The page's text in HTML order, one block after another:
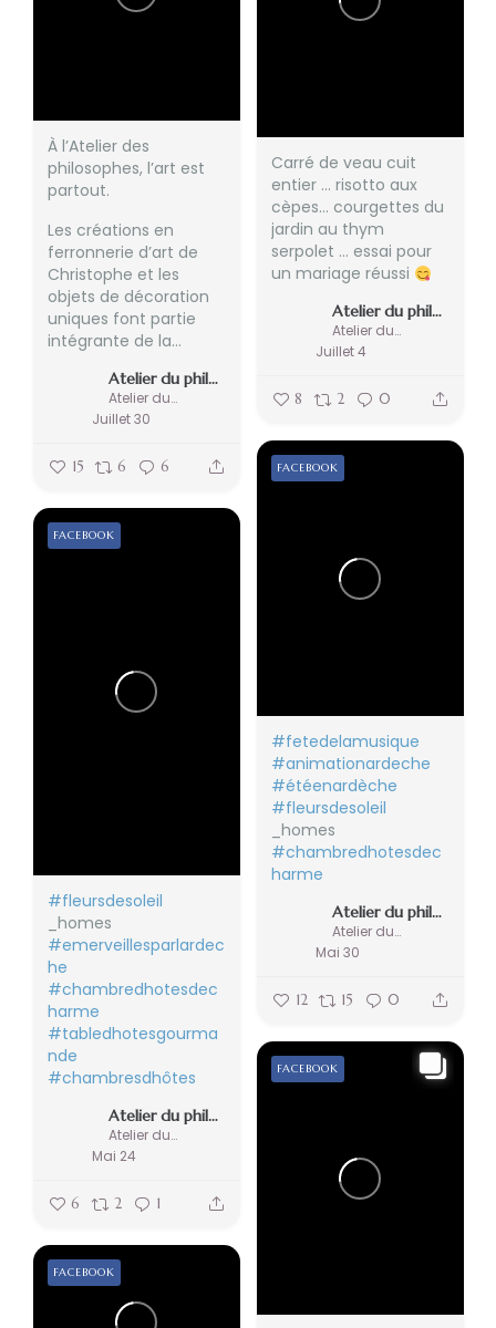
À l’Atelier des
philosophes, l’art est
partout.
Les créations en
ferronnerie d’art de
Christophe et les
objets de décoration
uniques font partie
intégrante de la...
Atelier du philosophe
Atelier du philosophe
Juillet 30
15 6 6
Carré de veau cuit
entier … risotto aux
cèpes… courgettes du
jardin au thym
serpolet … essai pour
un mariage réussi
Atelier du philosophe
Atelier du philosophe
Juillet 4
8 2 0
#fetedelamusique
#animationardeche
#étéenardèche
#fleursdesoleil
_homes
#chambredhotesdec
harme
Atelier du philosophe
Atelier du philosophe
Mai 30
FACEBOOK
12 15 0
#fleursdesoleil
_homes
#emerveillesparlardec
he
#chambredhotesdec
harme
#tabledhotesgourma
nde
#chambresdhôtes
Atelier du philosophe
Atelier du philosophe
Mai 24
FACEBOOK
6 2 1
FACEBOOK
FACEBOOK